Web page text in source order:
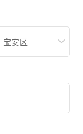
宝安区